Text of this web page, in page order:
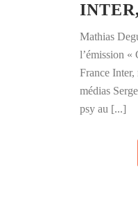
Mathias
l’émission «
France Inter,
médias
psy au [...]